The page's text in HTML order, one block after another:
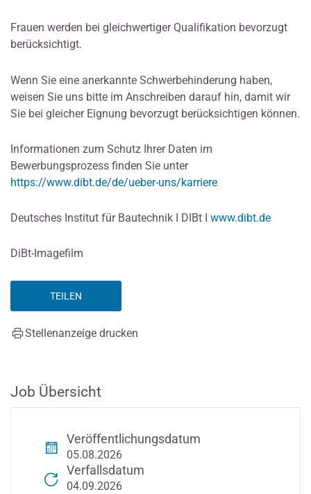
Frauen werden bei gleichwertiger Qualifikation bevorzugt
berücksichtigt.
Wenn Sie eine anerkannte Schwerbehinderung haben,
weisen Sie uns bitte im Anschreiben darauf hin, damit wir
Sie bei gleicher Eignung bevorzugt berücksichtigen können.
Informationen zum Schutz Ihrer Daten im
Bewerbungsprozess finden Sie unter
https://www.dibt.de/de/ueber-uns/karriere
Deutsches Institut für Bautechnik I DIBt I www.dibt.de
DiBt-Imagefilm
TEILEN
Stellenanzeige drucken
Job Übersicht
Veröffentlichungsdatum
05.08.2026
Verfallsdatum
04.09.2026